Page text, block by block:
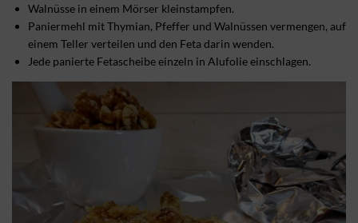
Walnüsse in einem Mörser kleinstampfen.
Paniermehl mit Thymian, Pfeffer und Walnüssen vermengen, auf
einem Teller verteilen und den Feta darin wenden.
Jede panierte Fetascheibe einzeln in Alufolie einschlagen.